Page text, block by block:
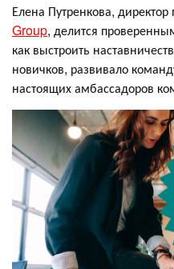
Елена Путренкова, директор
Group, делится
как выстроить
новичков, развивало
настоящих амбассадоров